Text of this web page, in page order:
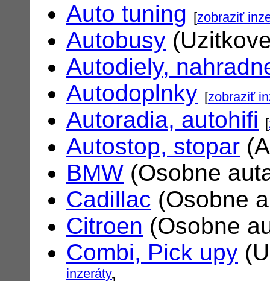
Auto tuning [zobraziť
Autobusy
Autodiely,
Autodoplnky [zobraziť
Autoradia, autohifi [
Autostop, stopar
BMW (Osobne
Cadillac (Osobne
Citroen (Osobne
Combi, Pick upy